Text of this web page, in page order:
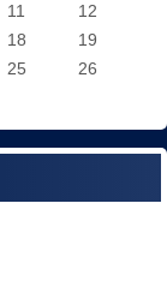
11
12
18
19
25
26